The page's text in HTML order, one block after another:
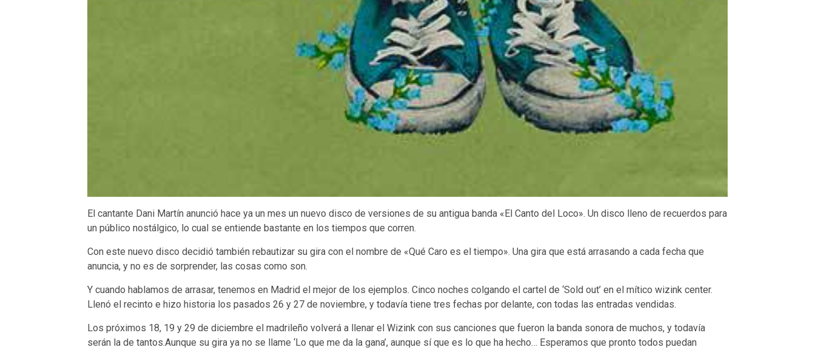
El cantante Dani Martín anunció hace ya un mes un nuevo disco de versiones de su antigua banda «El Canto del Loco». Un disco lleno de recuerdos para
un público nostálgico, lo cual se entiende bastante en los tiempos que corren.
Con este nuevo disco decidió también rebautizar su gira con el nombre de «Qué Caro es el tiempo». Una gira que está arrasando a cada fecha que
anuncia, y no es de sorprender, las cosas como son.
Y cuando hablamos de arrasar, tenemos en Madrid el mejor de los ejemplos. Cinco noches colgando el cartel de ‘Sold out’ en el mítico wizink center.
Llenó el recinto e hizo historia los pasados 26 y 27 de noviembre, y todavía tiene tres fechas por delante, con todas las entradas vendidas.
Los próximos 18, 19 y 29 de diciembre el madrileño volverá a llenar el Wizink con sus canciones que fueron la banda sonora de muchos, y todavía
serán la de tantos.Aunque su gira ya no se llame ‘Lo que me da la gana’, aunque sí que es lo que ha hecho… Esperamos que pronto todos puedan